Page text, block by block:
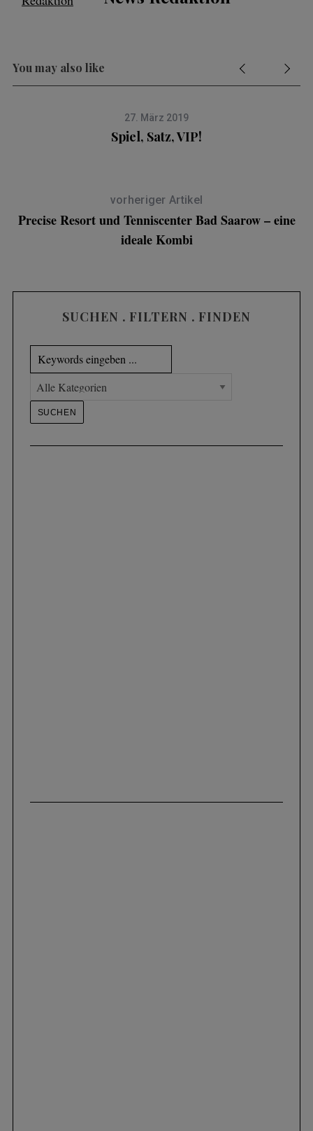
You may also like
27. März 2019
Spiel, Satz, VIP!
vorheriger Artikel
Precise Resort und Tenniscenter Bad Saarow – eine
ideale Kombi
SUCHEN . FILTERN . FINDEN